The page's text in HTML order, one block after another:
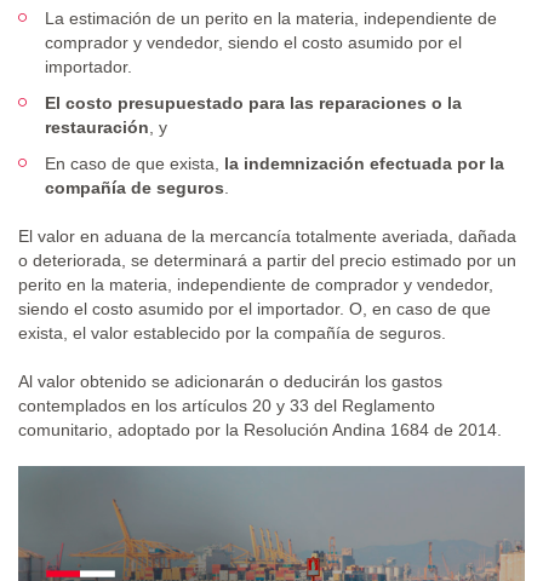
La estimación de un perito en la materia, independiente de
comprador y vendedor, siendo el costo asumido por el
importador.
El costo presupuestado para las reparaciones o la
restauración, y
En caso de que exista, la indemnización efectuada por la
compañía de seguros.
El valor en aduana de la mercancía totalmente averiada, dañada
o deteriorada, se determinará a partir del precio estimado por un
perito en la materia, independiente de comprador y vendedor,
siendo el costo asumido por el importador. O, en caso de que
exista, el valor establecido por la compañía de seguros.
Al valor obtenido se adicionarán o deducirán los gastos
contemplados en los artículos 20 y 33 del Reglamento
comunitario, adoptado por la Resolución Andina 1684 de 2014.